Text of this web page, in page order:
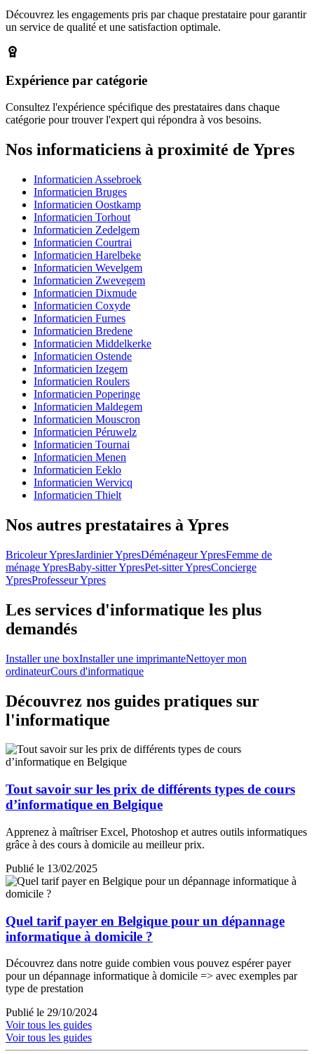
Découvrez les engagements pris par chaque prestataire pour garantir
un service de qualité et une satisfaction optimale.
Expérience par catégorie
Consultez l'expérience spécifique des prestataires dans chaque
catégorie pour trouver l'expert qui répondra à vos besoins.
Nos informaticiens à proximité de Ypres
Informaticien Assebroek
Informaticien Bruges
Informaticien Oostkamp
Informaticien Torhout
Informaticien Zedelgem
Informaticien Courtrai
Informaticien Harelbeke
Informaticien Wevelgem
Informaticien Zwevegem
Informaticien Dixmude
Informaticien Coxyde
Informaticien Furnes
Informaticien Bredene
Informaticien Middelkerke
Informaticien Ostende
Informaticien Izegem
Informaticien Roulers
Informaticien Poperinge
Informaticien Maldegem
Informaticien Mouscron
Informaticien Péruwelz
Informaticien Tournai
Informaticien Menen
Informaticien Eeklo
Informaticien Wervicq
Informaticien Thielt
Nos autres prestataires à Ypres
Bricoleur YpresJardinier YpresDéménageur YpresFemme de
ménage YpresBaby-sitter YpresPet-sitter YpresConcierge
YpresProfesseur Ypres
Les services d'informatique les plus
demandés
Installer une boxInstaller une imprimanteNettoyer mon
ordinateurCours d'informatique
Découvrez nos guides pratiques sur
l'informatique
Tout savoir sur les prix de différents types de cours
d’informatique en Belgique
Apprenez à maîtriser Excel, Photoshop et autres outils informatiques
grâce à des cours à domicile au meilleur prix.
Publié le 13/02/2025
Quel tarif payer en Belgique pour un dépannage
informatique à domicile ?
Découvrez dans notre guide combien vous pouvez espérer payer
pour un dépannage informatique à domicile => avec exemples par
type de prestation
Publié le 29/10/2024
Voir tous les guides
Voir tous les guides